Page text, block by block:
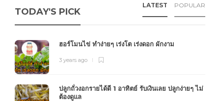
TODAY'S PICK
LATEST POPULAR
ฮอร์โมนไข่ ทำง่ายๆ เร่งโต เร่งดอก ผักงาม
3 years ago
ปลูกถั่วงอกรายได้ดี 1 อาทิตย์ รับเงินเลย ปลูกง่ายๆ ไม่
ต้องดูแล